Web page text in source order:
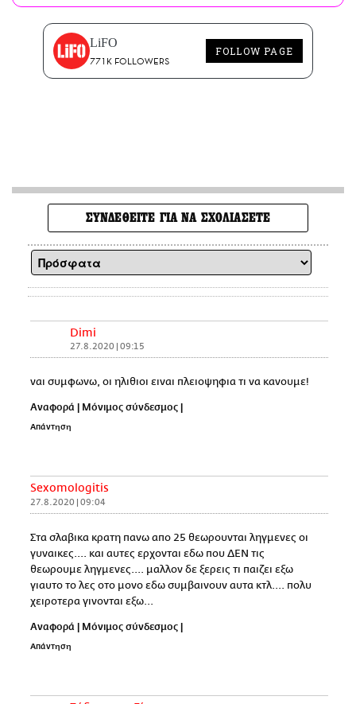
LiFO
771K FOLLOWERS
FOLLOW PAGE
ΣΥΝΔΕΘΕΙΤΕ ΓΙΑ ΝΑ ΣΧΟΛΙΑΣΕΤΕ
Dimi
27.8.2020 | 09:15
ναι συμφωνω, οι ηλιθιοι ειναι πλειοψηφια τι να κανουμε!
Αναφορά Μόνιμος σύνδεσμος
Απάντηση
Sexomologitis
27.8.2020 | 09:04
Στα σλαβικα κρατη πανω απο 25 θεωρουνται ληγμενες οι
γυναικες.... και αυτες ερχονται εδω που ΔΕΝ τις
θεωρουμε ληγμενες.... μαλλον δε ξερεις τι παιζει εξω
γιαυτο το λες οτο μονο εδω συμβαινουν αυτα κτλ.... πολυ
χειροτερα γινονται εξω...
Αναφορά | Μόνιμος σύνδεσμος |
Απάντηση